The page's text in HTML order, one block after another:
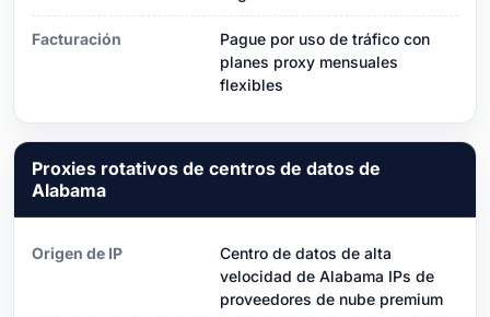
Facturación
Pague por uso de tráfico con
planes proxy mensuales
flexibles
Proxies rotativos de centros de datos de
Alabama
Origen de IP
Centro de datos de alta
velocidad de Alabama IPs de
proveedores de nube premium